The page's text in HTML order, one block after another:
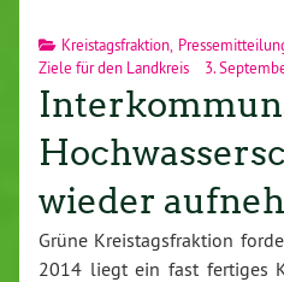
Kreistagsfraktion,
Ziele für den Landkreis
3.
wieder
Grüne Kreis­tags­frak­ti­on
2014 liegt ein fast fertiges